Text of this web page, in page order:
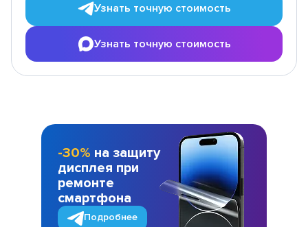
Узнать точную стоимость
Узнать точную стоимость
-30% на защиту
дисплея при
ремонте
смартфона
Подробнее